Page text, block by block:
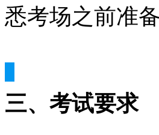
悉考场之前准
三、考试要求